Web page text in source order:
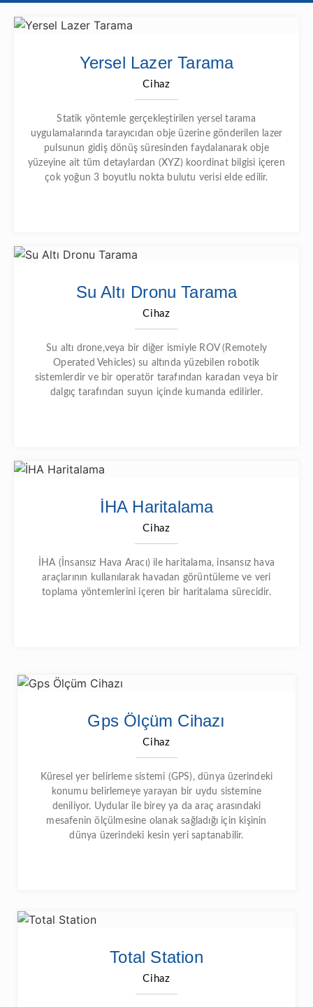
Yersel Lazer Tarama
Cihaz
Statik yöntemle gerçekleştirilen yersel tarama
uygulamalarında tarayıcıdan obje üzerine gönderilen lazer
pulsunun gidiş dönüş süresinden faydalanarak obje
yüzeyine ait tüm detaylardan (XYZ) koordinat bilgisi içeren
çok yoğun 3 boyutlu nokta bulutu verisi elde edilir.
Su Altı Dronu Tarama
Cihaz
Su altı drone,veya bir diğer ismiyle ROV (Remotely
Operated Vehicles) su altında yüzebilen robotik
sistemlerdir ve bir operatör tarafından karadan veya bir
dalgıç tarafından suyun içinde kumanda edilirler.
İHA Haritalama
Cihaz
İHA (İnsansız Hava Aracı) ile haritalama, insansız hava
araçlarının kullanılarak havadan görüntüleme ve veri
toplama yöntemlerini içeren bir haritalama sürecidir.
Gps Ölçüm Cihazı
Cihaz
Küresel yer belirleme sistemi (GPS), dünya üzerindeki
konumu belirlemeye yarayan bir uydu sistemine
deniliyor. Uydular ile birey ya da araç arasındaki
mesafenin ölçülmesine olanak sağladığı için kişinin
dünya üzerindeki kesin yeri saptanabilir.
Total Station
Cihaz